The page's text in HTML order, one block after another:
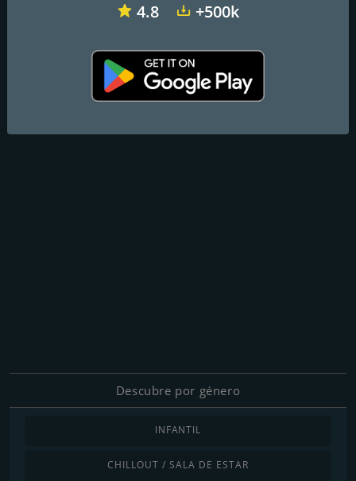
Descubre por género
INFANTIL
CHILLOUT / SALA DE ESTAR
4.8 +500k